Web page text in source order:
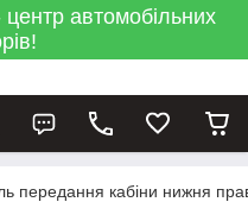
автомобільних
передання кабіни нижня